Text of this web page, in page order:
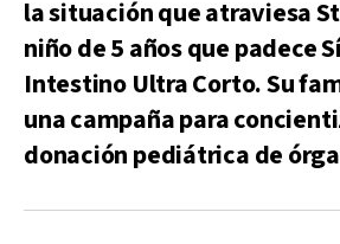
la situación que atraviesa
niño de 5 años que padece
Intestino Ultra Corto. Su
una campaña para
donación pediátrica de